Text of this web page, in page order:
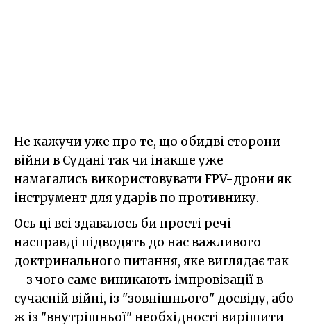
Не кажучи уже про те, що обидві сторони
війни в Судані так чи інакше уже
намагались використовувати FPV-дрони як
інструмент для ударів по противнику.
Ось ці всі здавалось би прості речі
насправді підводять до нас важливого
доктринального питання, яке виглядає так
– з чого саме виникають імпровізації в
сучасній війні, із "зовнішнього" досвіду, або
ж із "внутрішньої" необхідності вирішити